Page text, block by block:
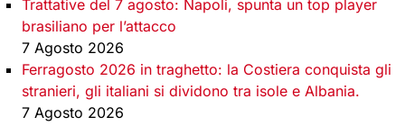
Trattative del 7 agosto: Napoli, spunta un top player
brasiliano per l’attacco
7 Agosto 2026
Ferragosto 2026 in traghetto: la Costiera conquista gli
stranieri, gli italiani si dividono tra isole e Albania.
7 Agosto 2026